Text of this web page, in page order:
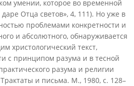
умении, которое во временной
Отца светов», 4, 111). Но уже в
проблемами конкретности и
и абсолютного, обнаруживается
христологический текст,
с принципом разума и в тесной
разума и религии
и письма. М., 1980, с. 128–